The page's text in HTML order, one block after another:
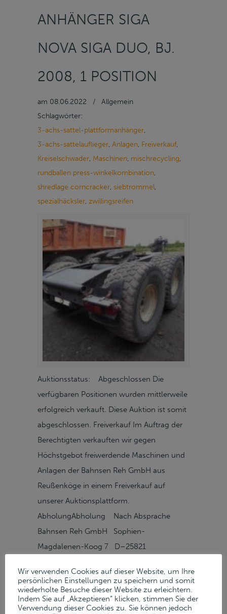
ANHÄNGER SIGA
NOVA SIGA DUO, BJ.
2008, 1 POSITION
am 08.06.2022 /
Allgemein
Schlagwörter:
3-achs-sattel-plattformanhänger,
3-achs-sattelauflieger, Anlagen, Freiverkauf,
Kreiselschwader, Maschinen, mischrecycling,
rundballen press-winkelkombination,
shredlage corncracker, siebtrommel,
spezialhäcksler, zwillingsreifen
Auktionsstatus: Abgeschlossen Die
verfügbaren Positionen wurden mittlerweile
erfolgreich verkauft. Diese Auktion ist somit
abgeschlossen. Freiverkauf Im Auftrag der
Berechtigten verkauften wir gegen
Höchstgebot freiwerdende Maschinen und
Anlagen der Bahnsen Reh GmbH aus
Reußenköge in einem Freiverkauf auf
unserer Auktionsplattform.
AbholungAbholung Nach Absprache
Bahnsen Reh GmbH Sophien-
Magdalenen-Koog 7 D–25821
Positionen Verkauft 1
Gülleseparationswagen BÖRGER RR 6000
V2, Bj. 2016, für Gülle und Biogasanlagen,
Wir verwenden Cookies auf dieser Website, um Ihre
persönlichen Einstellungen zu speichern und somit
wiederholte Besuche dieser Website zu erleichtern.
Indem Sie auf „Akzeptieren“ klicken, stimmen Sie der
Verwendung dieser Cookies zu. Sie können jedoch